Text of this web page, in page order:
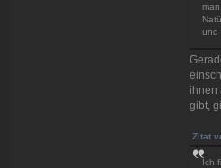
und
ihnen
gibt,
Zitat
Ich